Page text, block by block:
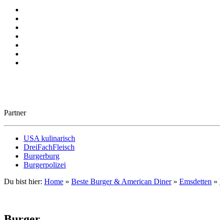
Partner
USA kulinarisch
DreiFachFleisch
Burgerburg
Burgerpolizei
Du bist hier: Home » Beste Burger & American Diner» Emsdetten »